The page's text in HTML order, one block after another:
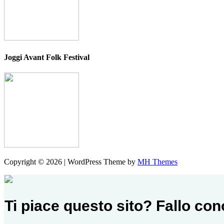
Joggi Avant Folk Festival
Copyright © 2026 | WordPress Theme by MH Themes
Ti piace questo sito? Fallo